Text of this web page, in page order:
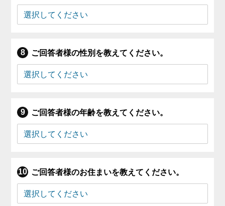
ご回答者様の性別を教えてください。
ご回答者様の年齢を教えてください。
ご回答者様のお住まいを教えてください。